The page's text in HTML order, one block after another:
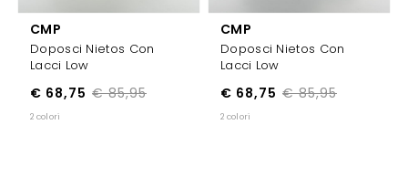
CMP
Doposci Nietos Con
Lacci Low
€ 85,95
€ 68,75
2 colori
CMP
Doposci Nietos Con
Lacci Low
€ 85,95
€ 68,75
2 colori